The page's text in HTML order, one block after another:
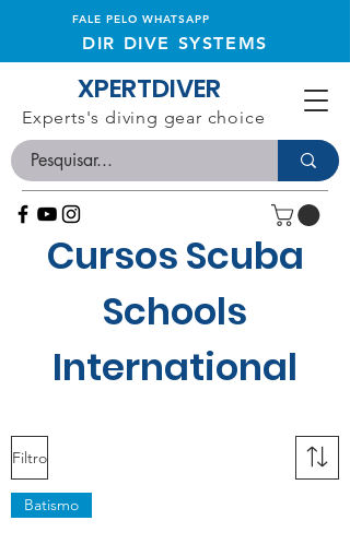
FALE PELO WHATSAPP
DIR DIVE SYSTEMS
XPERTDIVER
Experts's diving gear choice
Cursos Scuba
Schools
International
Filtro
Batismo